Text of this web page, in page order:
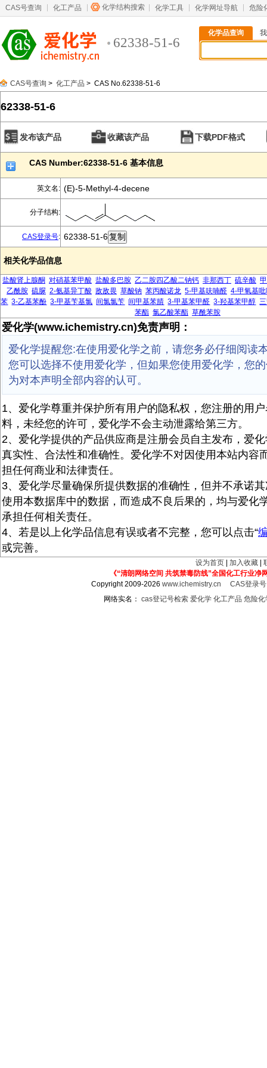
CAS号查询 化工产品 化学结构搜索 化学工具 化学网址导航 危险
62338-51-6
化学品查询
CAS号查询 > 化工产品 > CAS No.62338-51-6
62338-51-6
发布该产品 收藏该产品 下载PDF格式
CAS Number:62338-51-6 基本信息
英文名: (E)-5-Methyl-4-decene
分子结构:
CAS登录号: 62338-51-6
相关化学品信息
盐酸肾上腺酮 对硝基苯甲酸 盐酸多巴胺 乙二胺四乙酸二钠钙 非那西丁 硫辛酸
乙酰胺 硫脲 2-氨基异丁酸 敌敌畏 草酸钠 苯丙酸诺龙 5-甲基呋喃醛 4-甲氧基
苯 3-乙基苯酚 3-甲基苄基氯 间氯氯苄 间甲基苯腈 3-甲基苯甲醛 3-羟基苯甲醇
苯酯 氯乙酸苯酯 草酰苯胺
爱化学(www.ichemistry.cn)免责声明：
爱化学提醒您:在使用爱化学之前，请您务必仔细阅读
您可以选择不使用爱化学，但如果您使用爱化学，您
为对本声明全部内容的认可。
1、爱化学尊重并保护所有用户的隐私权，您注册的用
料，未经您的许可，爱化学不会主动泄露给第三方。
2、爱化学提供的产品供应商是注册会员自主发布，爱
真实性、合法性和准确性。爱化学不对因使用本站内容
担任何商业和法律责任。
3、爱化学尽量确保所提供数据的准确性，但并不承诺
使用本数据库中的数据，而造成不良后果的，均与爱化
承担任何相关责任。
4、若是以上化学品信息有误或者不完整，您可以点击“
或完善。
设为首页 加入收藏
《“清朗网络空间 共筑禁毒防线”全国化工行业净
Copyright 2009-2026www.ichemistry.cn
CAS登录
网络实名： cas登记号检索 爱化学 化工产品 危险化